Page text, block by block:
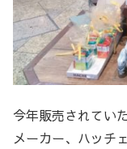
今年販売されてい
メーカー、ハッチ